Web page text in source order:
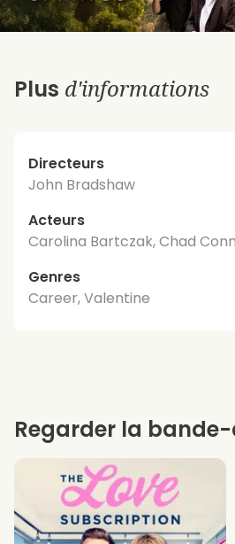
Plus d'informations
Directeurs
John Bradshaw
Acteurs
Carolina Bartczak, Chad
Genres
Career, Valentine
Regarder la